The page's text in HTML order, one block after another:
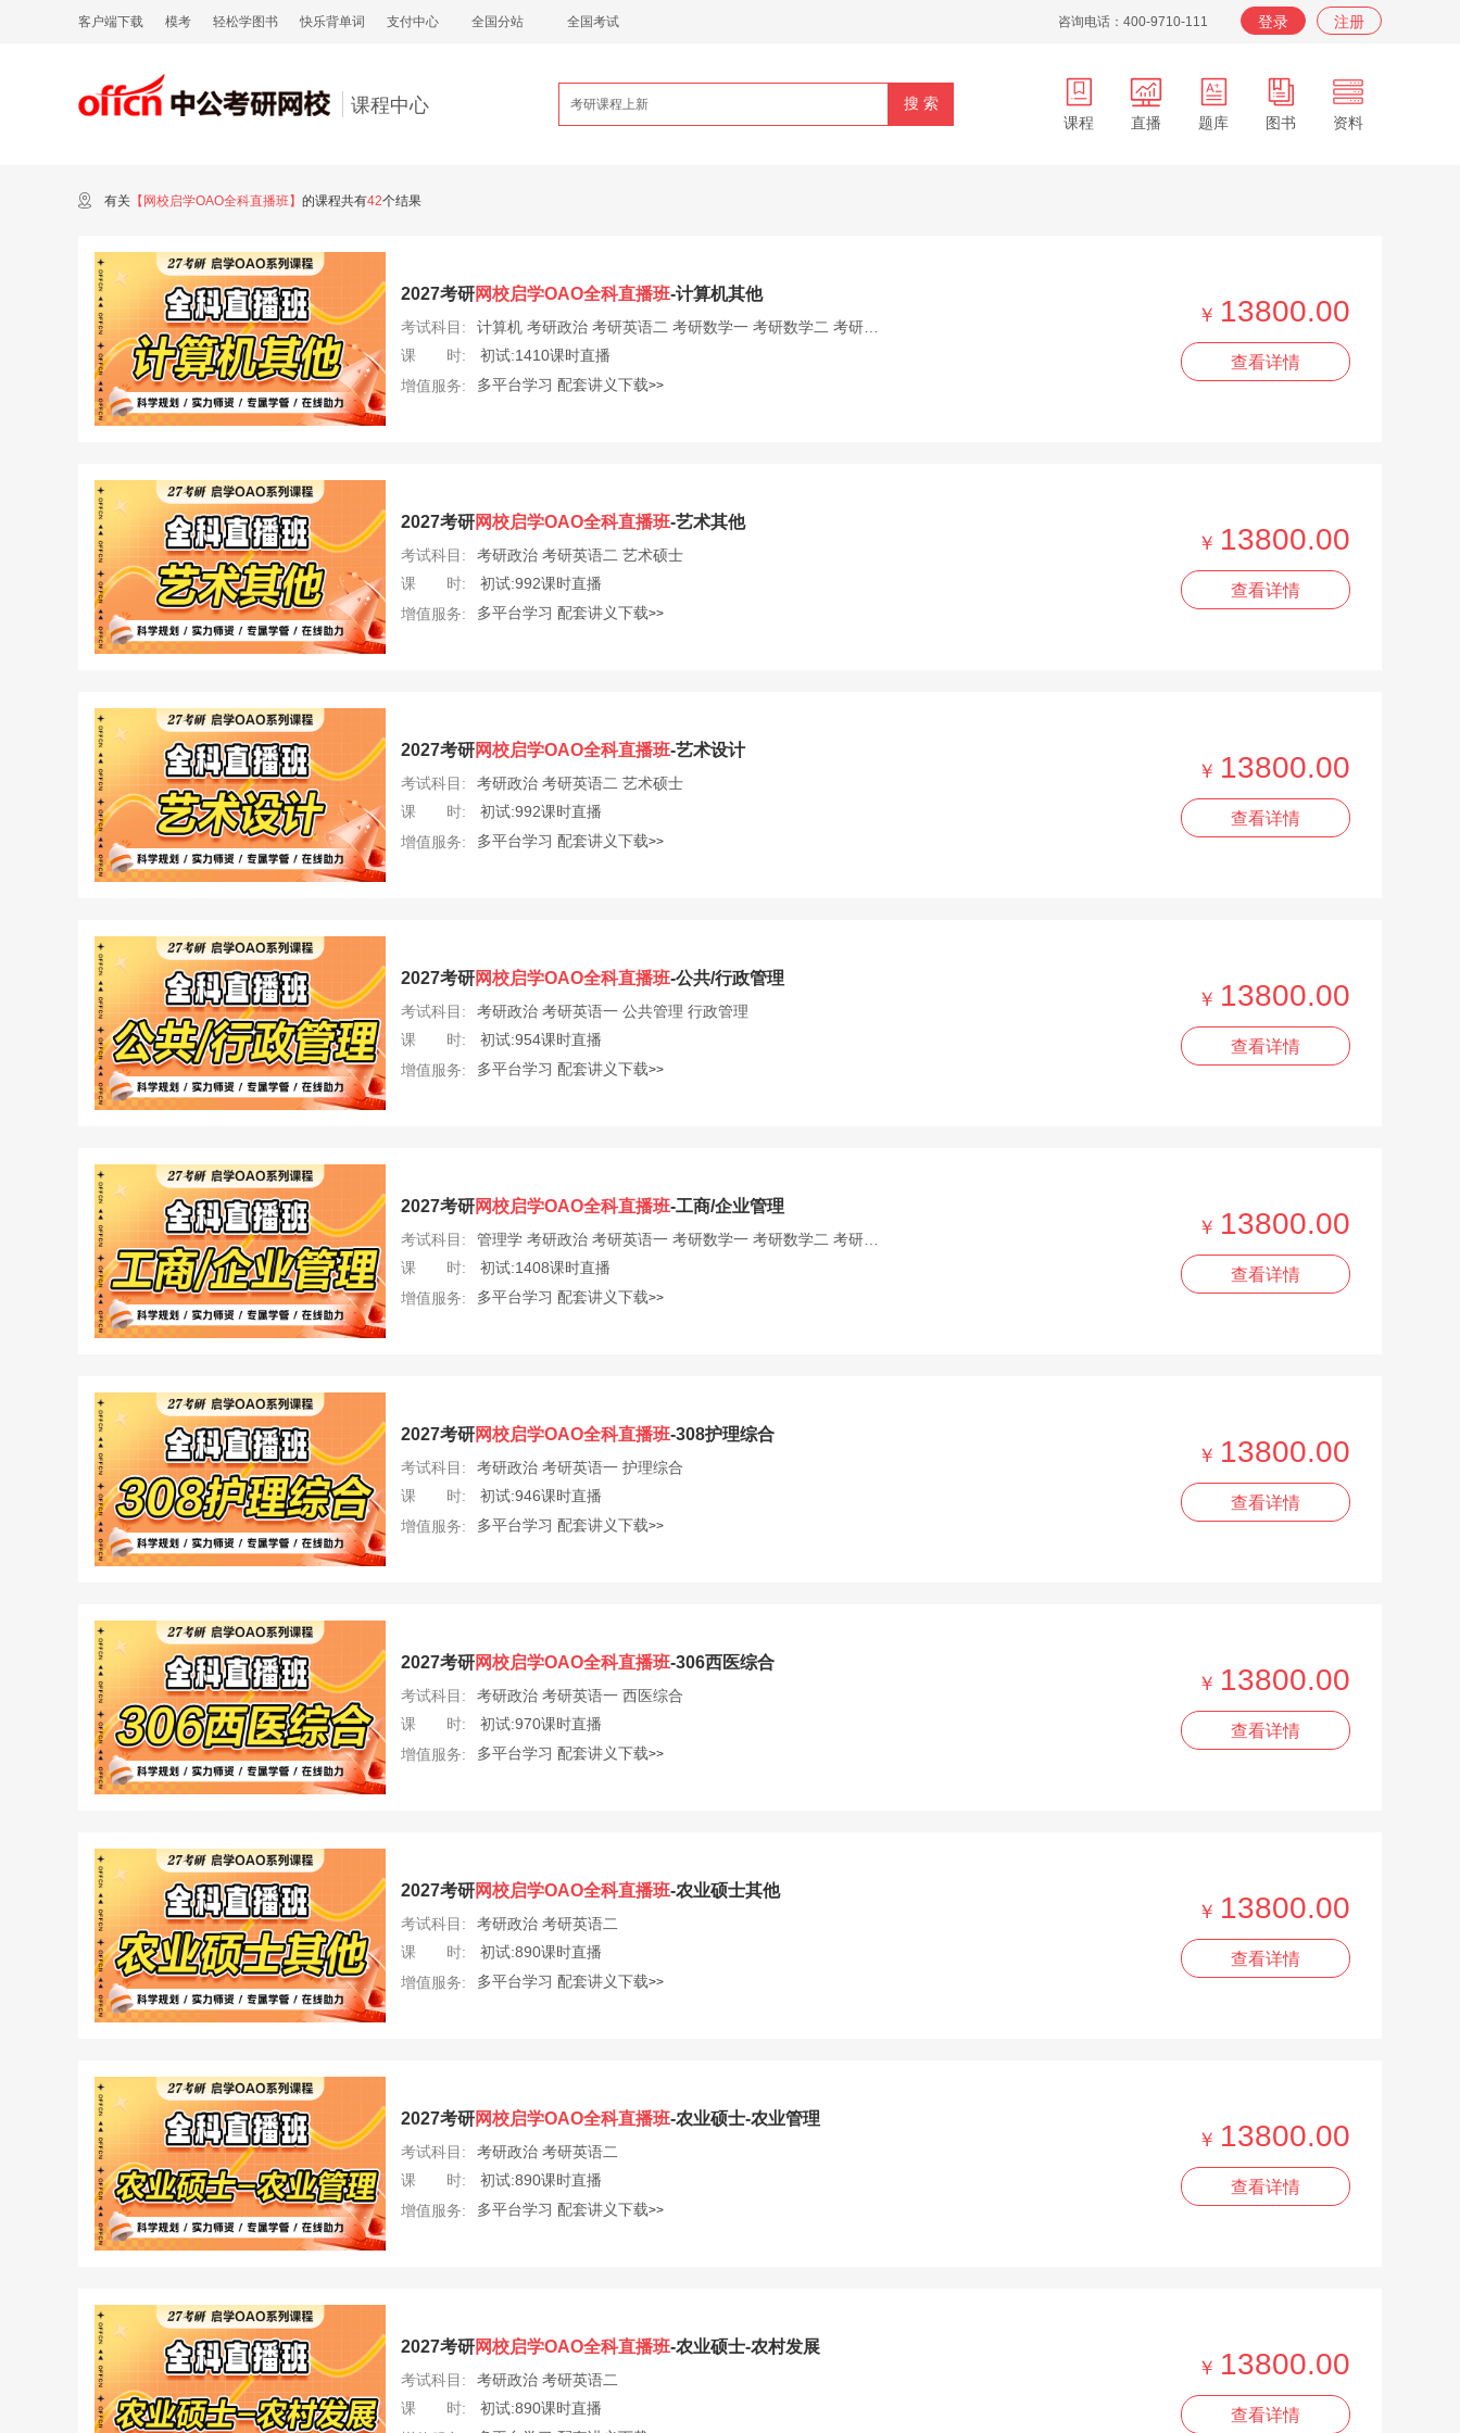
客户端下载 模考 轻松学图书 快乐背单词 支付中心 全国分站 全国考试 咨询电话：400-9710-111 登录 注册
课程中心
课程 直播 题库 图书 资料
有关 【网校启学OAO全科直播班】 的课程共有42个结果
2027考研网校启学OAO全科直播班-计算机其他
考试科目: 计算机 考研政治 考研英语二 考研数学一 考研数学二 考研数学三
课 时:
初试:1410课时直播
增值服务:
多平台学习 配套讲义下载>>
￥ 13800.00
查看详情
2027考研网校启学OAO全科直播班-艺术其他
考试科目: 考研政治 考研英语二 艺术硕士
课 时:
初试:992课时直播
增值服务:
多平台学习 配套讲义下载>>
￥ 13800.00
查看详情
2027考研网校启学OAO全科直播班-艺术设计
考试科目: 考研政治 考研英语二 艺术硕士
课 时:
初试:992课时直播
增值服务:
多平台学习 配套讲义下载>>
￥ 13800.00
查看详情
2027考研网校启学OAO全科直播班-公共/行政管理
考试科目: 考研政治 考研英语一 公共管理 行政管理
课 时:
初试:954课时直播
增值服务:
多平台学习 配套讲义下载>>
￥ 13800.00
查看详情
2027考研网校启学OAO全科直播班-工商/企业管理
考试科目: 管理学 考研政治 考研英语一 考研数学一 考研数学二 考研数学三
课 时:
初试:1408课时直播
增值服务:
多平台学习 配套讲义下载>>
￥ 13800.00
查看详情
2027考研网校启学OAO全科直播班-308护理综合
考试科目: 考研政治 考研英语一 护理综合
课 时:
初试:946课时直播
增值服务:
多平台学习 配套讲义下载>>
￥ 13800.00
查看详情
2027考研网校启学OAO全科直播班-306西医综合
考试科目: 考研政治 考研英语一 西医综合
课 时:
初试:970课时直播
增值服务:
多平台学习 配套讲义下载>>
￥ 13800.00
查看详情
2027考研网校启学OAO全科直播班-农业硕士其他
考试科目: 考研政治 考研英语二
课 时:
初试:890课时直播
增值服务:
多平台学习 配套讲义下载>>
￥ 13800.00
查看详情
2027考研网校启学OAO全科直播班-农业硕士-农业管理
考试科目: 考研政治 考研英语二
课 时:
初试:890课时直播
增值服务:
多平台学习 配套讲义下载>>
￥ 13800.00
查看详情
2027考研网校启学OAO全科直播班-农业硕士-农村发展
考试科目: 考研政治 考研英语二
课 时:
初试:890课时直播
￥ 13800.00
查看详情